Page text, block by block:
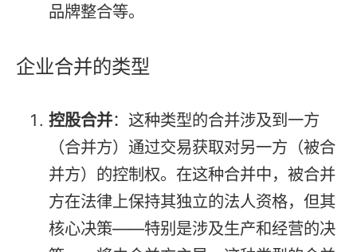
品牌整合等。
企业合并的类型
控股合并：这种类型的合并涉及到一方
（合并方）通过交易获取对另一方（被合
并方）的控制权。在这种合并中，被合并
方在法律上保持其独立的法人资格，但其
核心决策——特别是涉及生产和经营的决